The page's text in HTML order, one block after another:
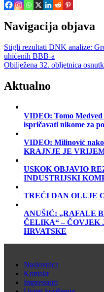
Navigacija objava
Stigli rezultati DNK analize:
uhićenih BBB-a
Obilježena 32. obljetnica
Aktualno
VIDEO: Tomo Medved
ispričavati nikome za
VIDEO: Milinović
KRAJNJE JE
USKOK OBJAVIO
INDUSTRIJSKI
TREĆI DAN OLUJE
ANUŠIĆ: „RAFALE
ČELIKA“ – ČOVJEK
HRVATSKE
Naslovnica
Kontakt
Impressum